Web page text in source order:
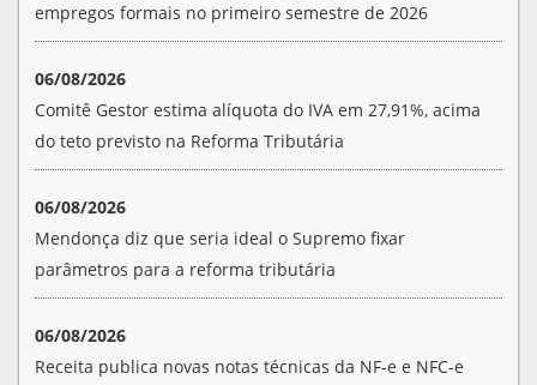
empregos formais no primeiro semestre de 2026
06/08/2026
Comitê Gestor estima alíquota do IVA em 27,91%, acima
do teto previsto na Reforma Tributária
06/08/2026
Mendonça diz que seria ideal o Supremo fixar
parâmetros para a reforma tributária
06/08/2026
Receita publica novas notas técnicas da NF-e e NFC-e